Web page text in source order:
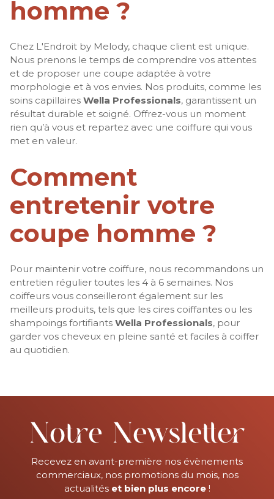
homme ?
Chez L'Endroit by Melody, chaque client est unique.
Nous prenons le temps de comprendre vos attentes
et de proposer une coupe adaptée à votre
morphologie et à vos envies. Nos produits, comme les
soins capillaires Wella Professionals, garantissent un
résultat durable et soigné. Offrez-vous un moment
rien qu’à vous et repartez avec une coiffure qui vous
met en valeur.
Comment
entretenir votre
coupe homme ?
Pour maintenir votre coiffure, nous recommandons un
entretien régulier toutes les 4 à 6 semaines. Nos
coiffeurs vous conseilleront également sur les
meilleurs produits, tels que les cires coiffantes ou les
shampoings fortifiants Wella Professionals, pour
garder vos cheveux en pleine santé et faciles à coiffer
au quotidien.
Notre Newsletter
Recevez en avant-première nos évènements
commerciaux, nos promotions du mois, nos
actualités et bien plus encore!